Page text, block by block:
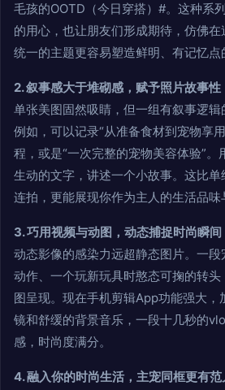
毛孩的OOTD（今日穿搭）#。这种系
的用心，也让朋友们形成期待，仿佛在
统一的主题更容易塑造鲜明、有记忆点
2. 叙事感大于堆砌感，赋予照片故事性
单张美图固然吸睛，但一组有叙事逻辑
例如，可以记录“从准备食材到宠物享
程，或是“一次完整的宠物美容体验”
生动的文字，讲述一个小故事。这比
连拍，更能展现你作为主人的生活品味
3. 巧用视频与动图，动态捕捉时尚瞬间
动态影像的感染力远超静态图片。一
动作、一个玩新玩具时憨态可掬的转
图呈现。现在手机剪辑App功能强大，
镜和舒缓的背景音乐，一段十几秒的
感，时尚度满分。
4. 融入你的时尚生活，主宠同框更有范